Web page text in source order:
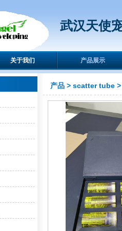
武汉天使
关于我们 产品展示
产品 > scatter tube >